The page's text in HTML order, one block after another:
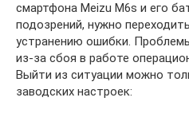
смартфона Meizu M6s и его
подозрений, нужно
устранению ошибки.
из-за сбоя в работе
Выйти из ситуации можно
заводских настроек: